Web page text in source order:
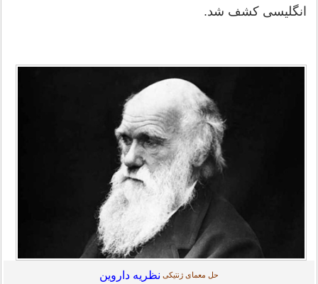
انگلیسی کشف شد.
حل معمای ژنتیکی نظریه داروین